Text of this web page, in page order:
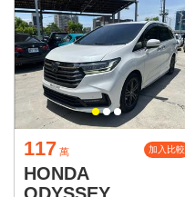
117 萬 加入比較
HONDA